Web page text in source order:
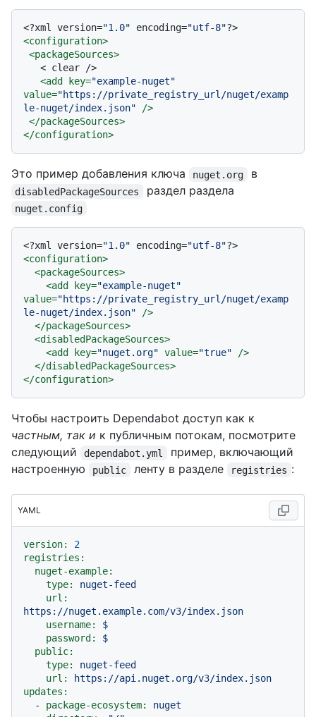
<?xml version="1.0" encoding="utf-8"?>
<configuration>
<packageSources>
<add key="example-nuget"
value="https://private_registry_url/nuget/examp
le-nuget/index.json" />
</packageSources>
</configuration>
Это пример добавления ключа nuget.org в
disabledPackageSources раздел раздела
nuget.config
<?xml version="1.0" encoding="utf-8"?>
<configuration>
<packageSources>
<add key="example-nuget"
value="https://private_registry_url/nuget/examp
le-nuget/index.json" />
</packageSources>
<disabledPackageSources>
<add key="nuget.org" value="true" />
</disabledPackageSources>
</configuration>
Чтобы настроить Dependabot доступ как к
частным, так и к публичным потокам, посмотрите
следующий
dependabot.yml
пример, включающий
настроенную
public ленту в разделе registries :
YAML
version:
2
registries:
nuget-example:
type:
nuget-feed
url:
https://nuget.example.com/v3/index.json
username:
$
password:
$
public:
type:
nuget-feed
url:
https://api.nuget.org/v3/index.json
updates:
-
package-ecosystem:
nuget